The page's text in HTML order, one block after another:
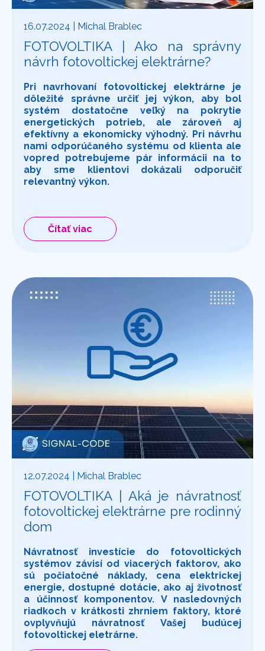
16.07.2024 | Michal Brablec
FOTOVOLTIKA | Ako na správny
návrh fotovoltickej elektrárne?
Pri navrhovaní fotovoltickej elektrárne je
dôležité správne určiť jej výkon, aby bol
systém dostatočne veľký na pokrytie
energetických potrieb, ale zároveň aj
efektívny a ekonomicky výhodný. Pri návrhu
nami odporúčaného systému od klienta ale
vopred potrebujeme pár informácii na to
aby sme klientovi dokázali odporučiť
relevantný výkon.
Čítať viac
12.07.2024 | Michal Brablec
FOTOVOLTIKA | Aká je návratnosť
fotovoltickej elektrárne pre rodinný
dom
Návratnosť investície do fotovoltických
systémov závisí od viacerých faktorov, ako
sú počiatočné náklady, cena elektrickej
energie, dostupné dotácie, ako aj životnosť
a účinnosť komponentov. V nasledovných
riadkoch v krátkosti zhrniem faktory, ktoré
ovplyvňujú návratnosť Vašej budúcej
fotovoltickej eletrárne.